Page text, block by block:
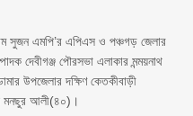
সুজন এমপি’র এপিএস ও পঞ্চগড় জেলার
দেবীগঞ্জ পৌরসভা এলাকার মন্ময়নাথ
উপজেলার দক্ষিণ কেতকীবাড়ী
মনছুর আলী(৪০)।